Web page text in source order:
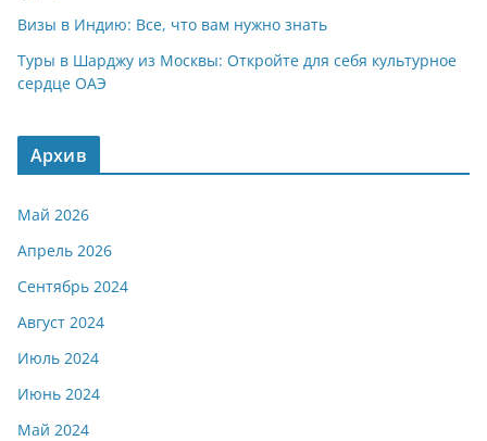
Визы в Индию: Все, что вам нужно знать
Туры в Шарджу из Москвы: Откройте для себя культурное
сердце ОАЭ
Архив
Май 2026
Апрель 2026
Сентябрь 2024
Август 2024
Июль 2024
Июнь 2024
Май 2024